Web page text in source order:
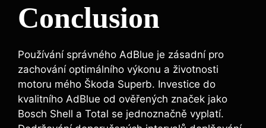
Conclusion
Používání správného AdBlue je zásadní pro
zachování optimálního výkonu a životnosti
motoru mého Škoda Superb. Investice do
kvalitního AdBlue od ověřených značek jako
Bosch Shell a Total se jednoznačně vyplatí.